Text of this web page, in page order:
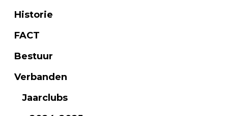
Historie
FACT
Bestuur
Verbanden
Jaarclubs